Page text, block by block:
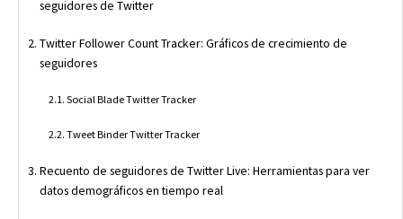
seguidores de Twitter
Twitter Follower Count Tracker: Gráficos de crecimiento de
seguidores
Social Blade Twitter Tracker
Tweet Binder Twitter Tracker
Recuento de seguidores de Twitter Live: Herramientas para ver
datos demográficos en tiempo real